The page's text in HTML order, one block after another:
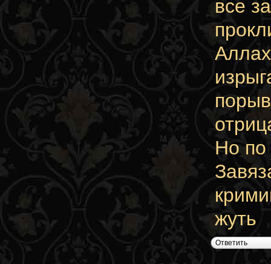
все
Но по
жуть
Ответить